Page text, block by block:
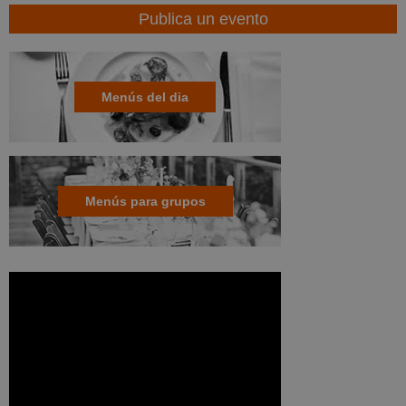
Publica un evento
Menús del dia
Menús para grupos